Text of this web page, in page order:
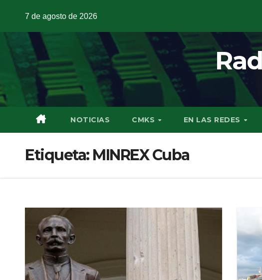
7 de agosto de 2026
NOTICIAS CMKS EN LAS REDES
Etiqueta: MINREX Cuba